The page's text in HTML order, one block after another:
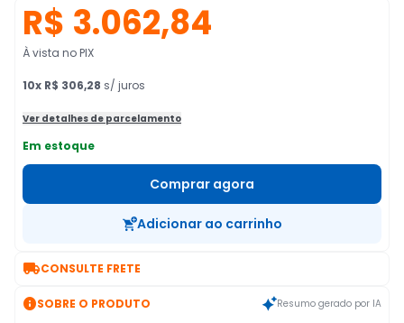
R$ 3.062,84
À vista no PIX
10x R$ 306,28 s/ juros
Ver detalhes de parcelamento
Em estoque
Comprar agora
Adicionar ao carrinho
CONSULTE FRETE
SOBRE O PRODUTO Resumo gerado por IA